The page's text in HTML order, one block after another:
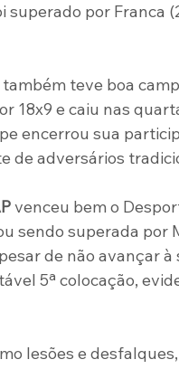
por Franca
teve boa
18x9 e caiu nas
encerrou sua
de adversários
venceu bem o
sendo superada
de não avançar
5ª colocação,
lesões e